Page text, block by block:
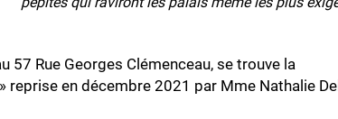
57 Rue Georges Clémenceau, se trouve la
reprise en décembre 2021 par Mme Nathalie